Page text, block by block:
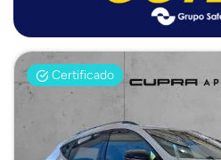
Certificado